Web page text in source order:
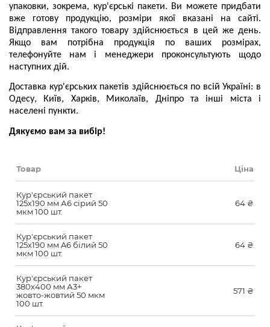
упаковки, зокрема, кур'єрські пакети. Ви можете придбати
вже готову продукцію, розміри якої вказані на сайті.
Відправлення такого товару здійснюється в цей же день.
Якщо вам потрібна продукція по ваших розмірах,
телефонуйте нам і менеджери проконсультують щодо
наступних дій.
Доставка кур'єрських пакетів здійснюється по всій Україні: в
Одесу, Київ, Харків, Миколаїв, Дніпро та інші міста і
населені пункти.
Дякуємо вам за вибір!
Товар Ціна
Кур'єрський пакет
125х190 мм А6 сірий 50
мкм 100 шт.
64 ₴
Кур'єрський пакет
125х190 мм A6 білий 50
мкм 100 шт.
64 ₴
Кур'єрський пакет
380х400 мм А3+
жовто-жовтий 50 мкм
100 шт.
571 ₴